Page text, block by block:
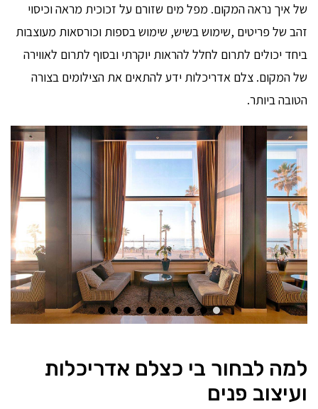
של איך נראה המקום. מפל מים שזורם על זכוכית מראה וכיסוי
זהב של פריטים ,שימוש בשיש, שימוש בספות וכורסאות מעוצבות
ביחד יכולים לתרום לחלל להראות יוקרתי ובסוף לתרום לאווירה
של המקום. צלם אדריכלות ידע להתאים את הצילומים בצורה
הטובה ביותר.
למה לבחור בי כצלם אדריכלות
ועיצוב פנים